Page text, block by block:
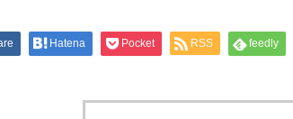
Hatena Pocket RSS feedly